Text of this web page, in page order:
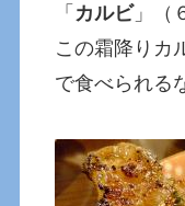
「 カルビ」（
この霜降りカ
で食べられる